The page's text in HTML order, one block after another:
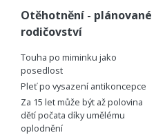
Otěhotnění - plánované
rodičovství
Touha po miminku jako
posedlost
Pleť po vysazení antikoncepce
Za 15 let může být až polovina
dětí počata díky umělému
oplodnění